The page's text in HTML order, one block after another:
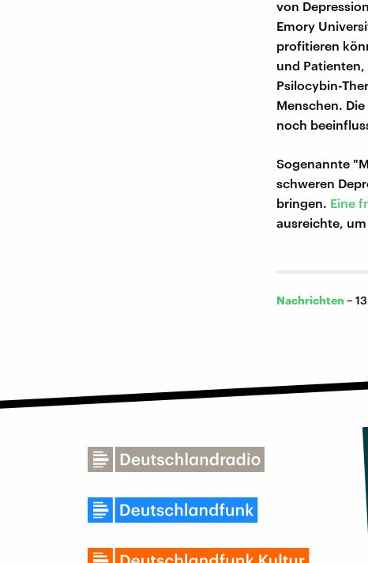
von
Emory
profitieren
und Patienten,
Psilocybin-
Menschen.
noch
Sogenannte
schweren
bringen. Eine
ausreichte,
Nachrichten –